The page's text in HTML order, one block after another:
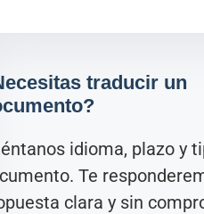
traducir un
idioma, plazo y
Te
clara y sin